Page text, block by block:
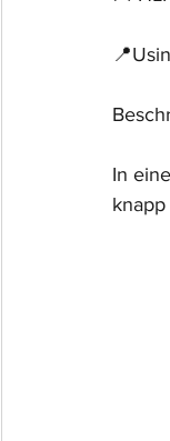
In
knapp